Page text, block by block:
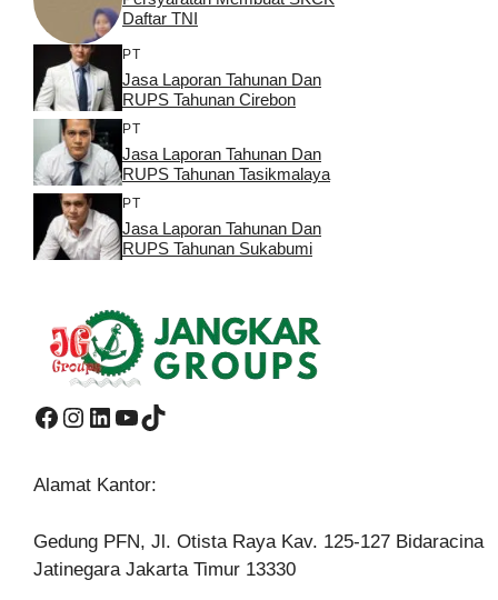
Daftar TNI
PT
Jasa Laporan Tahunan Dan
RUPS Tahunan Cirebon
PT
Jasa Laporan Tahunan Dan
RUPS Tahunan Tasikmalaya
PT
Jasa Laporan Tahunan Dan
RUPS Tahunan Sukabumi
Facebook
Instagram
LinkedIn
YouTube
TikTok
Alamat Kantor:
Gedung PFN, Jl. Otista Raya Kav. 125-127 Bidaracina
Jatinegara Jakarta Timur 13330